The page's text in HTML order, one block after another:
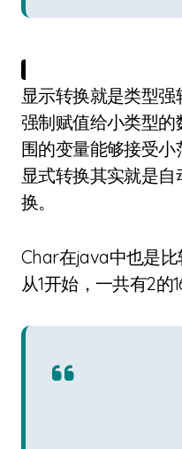
显示转换就是类型强转，把一个大类型的数据
强制赋值给小类型
围的变量能够接受
显式转换其实就是
换。
Char在java中也是比较特殊的类型，它的int值
从1开始，一共有2的